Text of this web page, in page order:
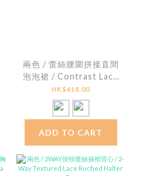
兩色 / 蕾絲腰圍拼接直間
泡泡裙 / Contrast Lace
Striped Seersucker
Bubble Skirt
HK$418.00
ADD TO CART